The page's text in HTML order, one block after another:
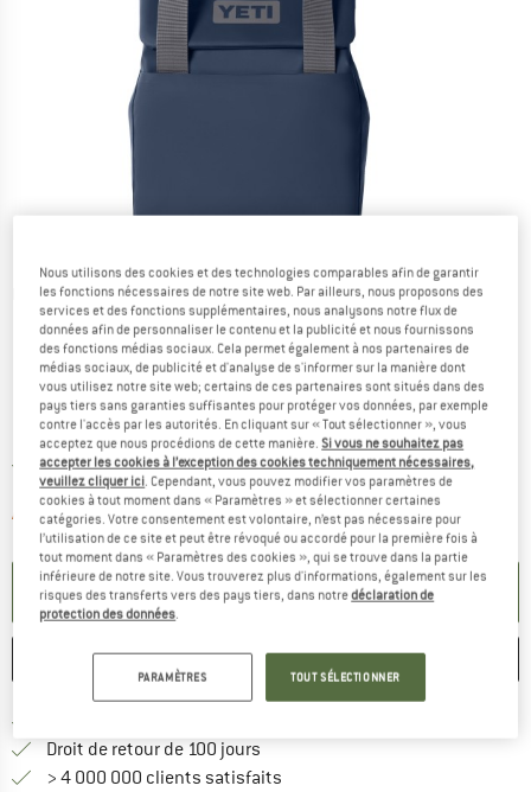
Photos détaillées
Prix:
154,95€ TVA incl.
Livraison gratuite(FR)France. Informations sur les frais de
Article momentanément épuisé;Le lien s'ouvre dans une boîte
PARAMÉTRER ALERTE
ENREGISTRER COMPARER
Droit de retour de 100 jours
> 4 000 000 clients satisfaits
Nous utilisons des cookies et des technologies comparables afin de garantir
les fonctions nécessaires de notre site web. Par ailleurs, nous proposons des
services et des fonctions supplémentaires, nous analysons notre flux de
données afin de personnaliser le contenu et la publicité et nous fournissons
des fonctions médias sociaux. Cela permet également à nos partenaires de
médias sociaux, de publicité et d'analyse de s'informer sur la manière dont
vous utilisez notre site web; certains de ces partenaires sont situés dans des
pays tiers sans garanties suffisantes pour protéger vos données, par exemple
contre l'accès par les autorités. En cliquant sur « Tout sélectionner », vous
acceptez que nous procédions de cette manière.Si vous ne souhaitez pas
accepter les cookies à l’exception des cookies techniquement nécessaires,
veuillez cliquer ici. Cependant, vous pouvez modifier vos paramètres de
cookies à tout moment dans « Paramètres » et sélectionner certaines
catégories. Votre consentement est volontaire, n’est pas nécessaire pour
l’utilisation de ce site et peut être révoqué ou accordé pour la première fois à
tout moment dans « Paramètres des cookies », qui se trouve dans la partie
inférieure de notre site. Vous trouverez plus d'informations, également sur les
risques des transferts vers des pays tiers, dans notredéclaration de
protection des données.
PARAMÈTRES TOUT SÉLECTIONNER